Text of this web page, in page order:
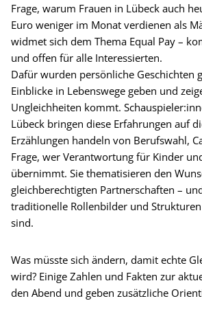
Frage, warum Frauen in Lübeck auch
Euro weniger im Monat verdienen als
widmet sich dem Thema Equal Pay –
und offen für alle Interessierten.
Dafür wurden persönliche Geschichten
Einblicke in Lebenswege geben und
Ungleichheiten kommt.
Lübeck bringen diese Erfahrungen auf
Erzählungen handeln von Berufswahl,
Frage, wer Verantwortung für Kinder
übernimmt. Sie thematisieren den
gleichberechtigten Partnerschaften –
traditionelle Rollenbilder und
sind.
Was müsste sich ändern, damit echte
wird? Einige Zahlen und Fakten zur
den Abend und geben zusätzliche